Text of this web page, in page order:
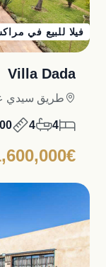
فيلا للبيع في
Villa Dada
طريق سيدي
4
4